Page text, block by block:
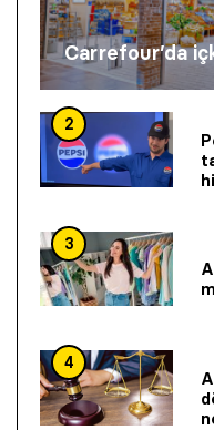
Carrefour’da
2
3
4